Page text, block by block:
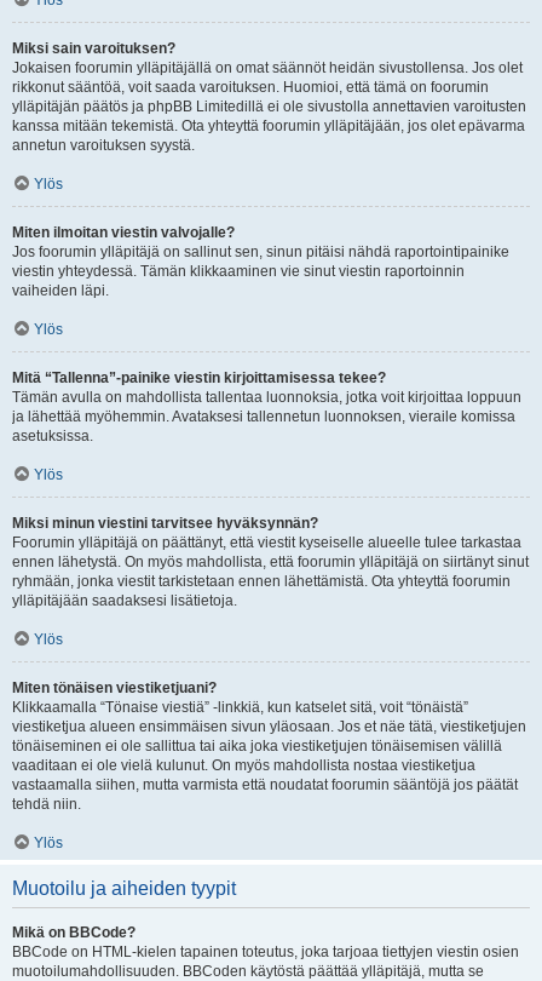
Miksi sain varoituksen?
Jokaisen foorumin ylläpitäjällä on omat säännöt heidän sivustollensa. Jos olet
rikkonut sääntöä, voit saada varoituksen. Huomioi, että tämä on foorumin
ylläpitäjän päätös ja phpBB Limitedillä ei ole sivustolla annettavien varoitusten
kanssa mitään tekemistä. Ota yhteyttä foorumin ylläpitäjään, jos olet epävarma
annetun varoituksen syystä.
Ylös
Miten ilmoitan viestin valvojalle?
Jos foorumin ylläpitäjä on sallinut sen, sinun pitäisi nähdä raportointipainike
viestin yhteydessä. Tämän klikkaaminen vie sinut viestin raportoinnin
vaiheiden läpi.
Ylös
Mitä “Tallenna”-painike viestin kirjoittamisessa tekee?
Tämän avulla on mahdollista tallentaa luonnoksia, jotka voit kirjoittaa loppuun
ja lähettää myöhemmin. Avataksesi tallennetun luonnoksen, vieraile komissa
asetuksissa.
Ylös
Miksi minun viestini tarvitsee hyväksynnän?
Foorumin ylläpitäjä on päättänyt, että viestit kyseiselle alueelle tulee tarkastaa
ennen lähetystä. On myös mahdollista, että foorumin ylläpitäjä on siirtänyt sinut
ryhmään, jonka viestit tarkistetaan ennen lähettämistä. Ota yhteyttä foorumin
ylläpitäjään saadaksesi lisätietoja.
Ylös
Miten tönäisen viestiketjuani?
Klikkaamalla “Tönaise viestiä” -linkkiä, kun katselet sitä, voit “tönäistä”
viestiketjua alueen ensimmäisen sivun yläosaan. Jos et näe tätä, viestiketjujen
tönäiseminen ei ole sallittua tai aika joka viestiketjujen tönäisemisen välillä
vaaditaan ei ole vielä kulunut. On myös mahdollista nostaa viestiketjua
vastaamalla siihen, mutta varmista että noudatat foorumin sääntöjä jos päätät
tehdä niin.
Ylös
Muotoilu ja aiheiden tyypit
Mikä on BBCode?
BBCode on HTML-kielen tapainen toteutus, joka tarjoaa tiettyjen viestin osien
muotoilumahdollisuuden. BBCoden käytöstä päättää ylläpitäjä, mutta se